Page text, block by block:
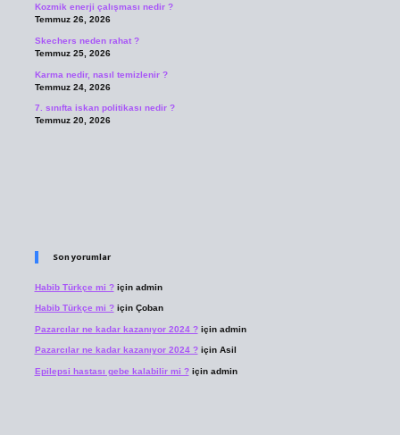
Kozmik enerji çalışması nedir ?
Temmuz 26, 2026
Skechers neden rahat ?
Temmuz 25, 2026
Karma nedir, nasıl temizlenir ?
Temmuz 24, 2026
7. sınıfta iskan politikası nedir ?
Temmuz 20, 2026
Son yorumlar
Habib Türkçe mi ?için admin
Habib Türkçe mi ?için Çoban
Pazarcılar ne kadar kazanıyor 2024 ?için admin
Pazarcılar ne kadar kazanıyor 2024 ?için Asil
Epilepsi hastası gebe kalabilir mi ?için admin